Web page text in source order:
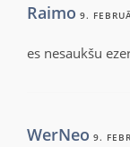
Raimo 9.
es nesaukšu
WerNeo 9.